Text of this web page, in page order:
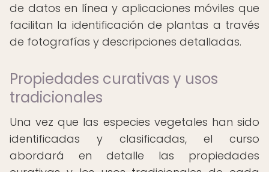
de datos en línea y aplicaciones móviles que
facilitan la identificación de plantas a través
de fotografías y descripciones detalladas.
Propiedades curativas y usos
tradicionales
Una vez que las especies vegetales han sido
identificadas y clasificadas, el curso
abordará en detalle las propiedades